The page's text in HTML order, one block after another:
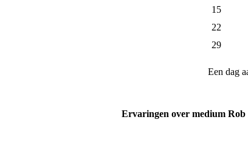
15
22
29
Een dag
Ervaringen over medium